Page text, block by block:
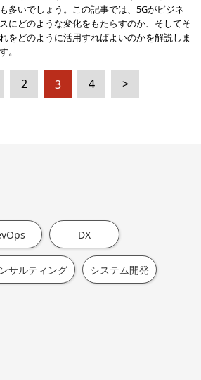
も多いでしょう。この記事では、5Gがビジネ
スにどのような変化をもたらすのか、そしてそ
れをどのように活用すればよいのかを解説しま
す。
投
稿
送
り
2 3 4 >
DX
サルティング システム開発